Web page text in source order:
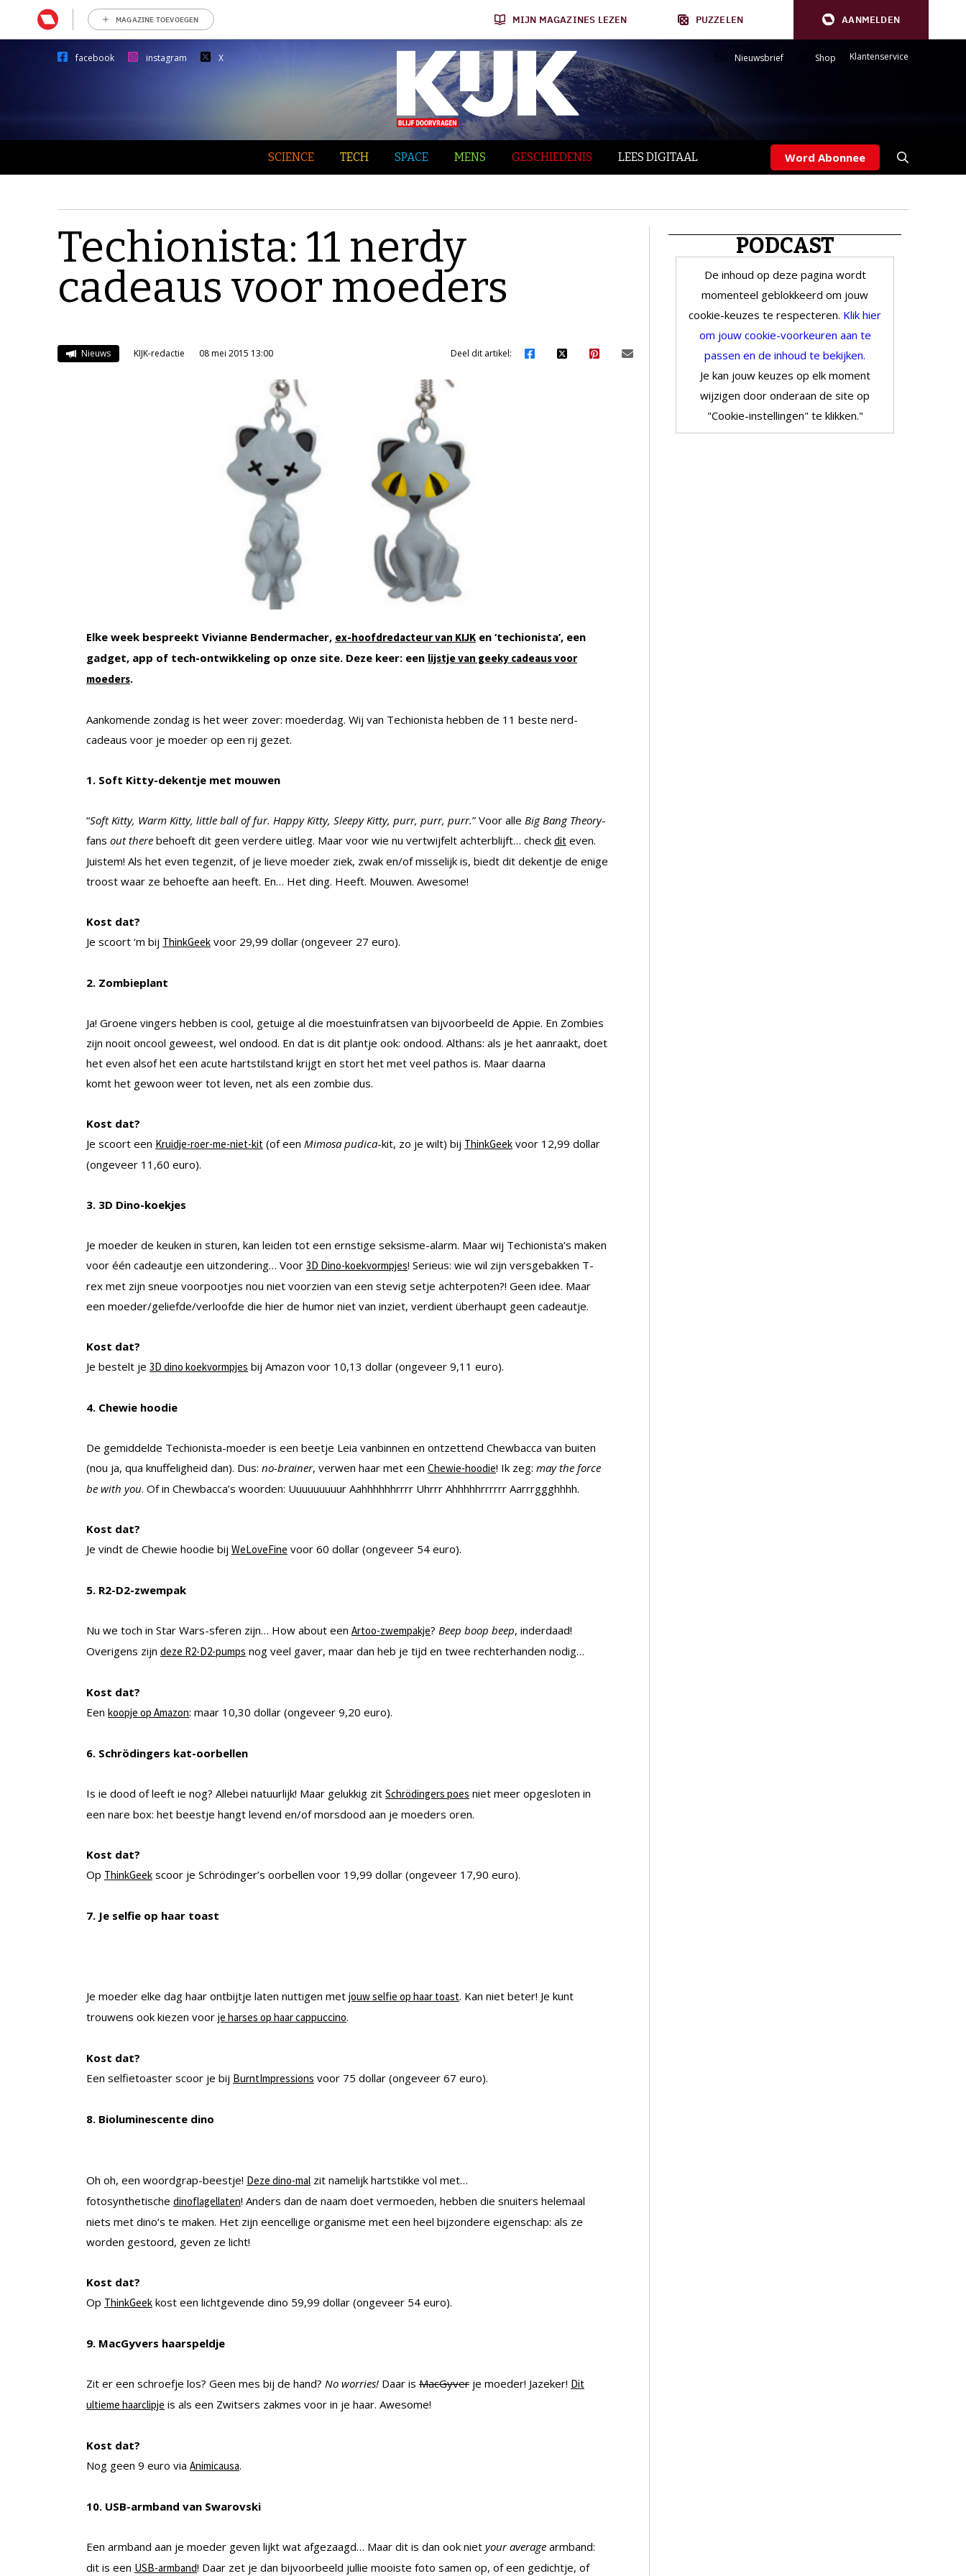
MAGAZINE TOEVOEGEN MIJN MAGAZINES LEZEN PUZZELEN AANMELDEN
facebook instagram X Nieuwsbrief Shop Klantenservice
SCIENCE TECH SPACE MENS GESCHIEDENIS LEES DIGITAAL Word Abonnee
Techionista: 11 nerdy
cadeaus voor moeders
Nieuws KIJK-redactie 08 mei 2015 13:00 Deel dit artikel:
Elke week bespreekt Vivianne Bendermacher, ex-hoofdredacteur van KIJK en ‘techionista’, een
gadget, app of tech-ontwikkeling op onze site. Deze keer: een lijstje van geeky cadeaus voor
moeders.
Aankomende zondag is het weer zover: moederdag. Wij van Techionista hebben de 11 beste nerd-
cadeaus voor je moeder op een rij gezet.
1. Soft Kitty-dekentje met mouwen
“Soft Kitty, Warm Kitty, little ball of fur. Happy Kitty, Sleepy Kitty, purr, purr, purr.” Voor alle Big Bang Theory-
fans out there behoeft dit geen verdere uitleg. Maar voor wie nu vertwijfelt achterblijft… check dit even.
Juistem! Als het even tegenzit, of je lieve moeder ziek, zwak en/of misselijk is, biedt dit dekentje de enige
troost waar ze behoefte aan heeft. En… Het ding. Heeft. Mouwen. Awesome!
Kost dat?
Je scoort ‘m bij ThinkGeek voor 29,99 dollar (ongeveer 27 euro).
2. Zombieplant
Ja! Groene vingers hebben is cool, getuige al die moestuinfratsen van bijvoorbeeld de Appie. En Zombies
zijn nooit oncool geweest, wel ondood. En dat is dit plantje ook: ondood. Althans: als je het aanraakt, doet
het even alsof het een acute hartstilstand krijgt en stort het met veel pathos is. Maar daarna
komt het gewoon weer tot leven, net als een zombie dus.
Kost dat?
Je scoort een Kruidje-roer-me-niet-kit (of een Mimosa pudica-kit, zo je wilt) bij ThinkGeek voor 12,99 dollar
(ongeveer 11,60 euro).
3. 3D Dino-koekjes
Je moeder de keuken in sturen, kan leiden tot een ernstige seksisme-alarm. Maar wij Techionista’s maken
voor één cadeautje een uitzondering… Voor 3D Dino-koekvormpjes! Serieus: wie wil zijn versgebakken T-
rex met zijn sneue voorpootjes nou niet voorzien van een stevig setje achterpoten?! Geen idee. Maar
een moeder/geliefde/verloofde die hier de humor niet van inziet, verdient überhaupt geen cadeautje.
Kost dat?
Je bestelt je 3D dino koekvormpjes bij Amazon voor 10,13 dollar (ongeveer 9,11 euro).
4. Chewie hoodie
De gemiddelde Techionista-moeder is een beetje Leia vanbinnen en ontzettend Chewbacca van buiten
(nou ja, qua knuffeligheid dan). Dus: no-brainer, verwen haar met een Chewie-hoodie! Ik zeg: may the force
be with you. Of in Chewbacca’s woorden: Uuuuuuuuur Aahhhhhhrrrr Uhrrr Ahhhhhrrrrrr Aarrrggghhhh.
Kost dat?
Je vindt de Chewie hoodie bij WeLoveFine voor 60 dollar (ongeveer 54 euro).
5. R2-D2-zwempak
Nu we toch in Star Wars-sferen zijn… How about een Artoo-zwempakje? Beep boop beep, inderdaad!
Overigens zijn deze R2-D2-pumps nog veel gaver, maar dan heb je tijd en twee rechterhanden nodig…
Kost dat?
Een koopje op Amazon: maar 10,30 dollar (ongeveer 9,20 euro).
6. Schrödingers kat-oorbellen
Is ie dood of leeft ie nog? Allebei natuurlijk! Maar gelukkig zit Schrödingers poes niet meer opgesloten in
een nare box: het beestje hangt levend en/of morsdood aan je moeders oren.
Kost dat?
Op ThinkGeek scoor je Schrödinger’s oorbellen voor 19,99 dollar (ongeveer 17,90 euro).
7. Je selfie op haar toast
Je moeder elke dag haar ontbijtje laten nuttigen met jouw selfie op haar toast. Kan niet beter! Je kunt
trouwens ook kiezen voor je harses op haar cappuccino.
Kost dat?
Een selfietoaster scoor je bij BurntImpressions voor 75 dollar (ongeveer 67 euro).
8. Bioluminescente dino
Oh oh, een woordgrap-beestje! Deze dino-mal zit namelijk hartstikke vol met…
fotosynthetische dinoflagellaten! Anders dan de naam doet vermoeden, hebben die snuiters helemaal
niets met dino’s te maken. Het zijn eencellige organisme met een heel bijzondere eigenschap: als ze
worden gestoord, geven ze licht!
Kost dat?
Op ThinkGeek kost een lichtgevende dino 59,99 dollar (ongeveer 54 euro).
9. MacGyvers haarspeldje
Zit er een schroefje los? Geen mes bij de hand? No worries! Daar is MacGyver je moeder! Jazeker! Dit
ultieme haarclipje is als een Zwitsers zakmes voor in je haar. Awesome!
Kost dat?
Nog geen 9 euro via Animicausa.
10. USB-armband van Swarovski
Een armband aan je moeder geven lijkt wat afgezaagd… Maar dit is dan ook niet your average armband:
dit is een USB-armband! Daar zet je dan bijvoorbeeld jullie mooiste foto samen op, of een gedichtje, of
PODCAST
De inhoud op deze pagina wordt
momenteel geblokkeerd om jouw
cookie-keuzes te respecteren. Klik hier
om jouw cookie-voorkeuren aan te
passen en de inhoud te bekijken.
Je kan jouw keuzes op elk moment
wijzigen door onderaan de site op
"Cookie-instellingen" te klikken."